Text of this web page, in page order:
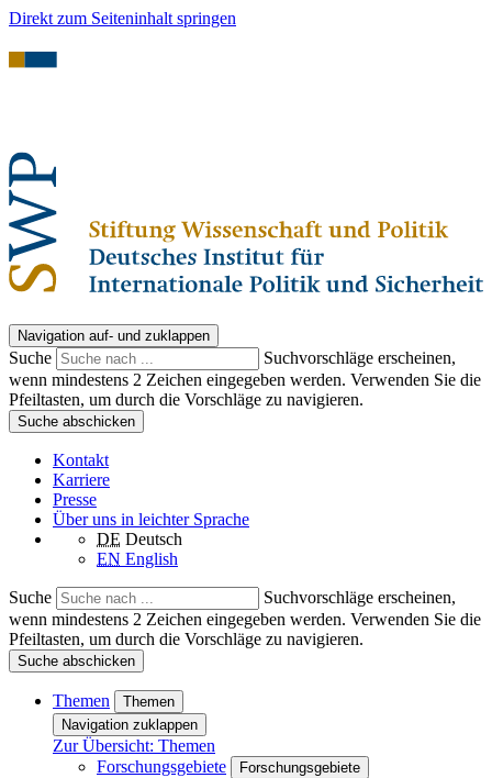
Direkt zum Seiteninhalt springen
Navigation auf- und zuklappen
Suche
Suchvorschläge erscheinen,
wenn mindestens 2 Zeichen eingegeben werden. Verwenden Sie die
Pfeiltasten, um durch die Vorschläge zu navigieren.
Suche abschicken
Kontakt
Karriere
Presse
Über uns in leichter Sprache
DE Deutsch
EN English
Suche
Suchvorschläge erscheinen,
wenn mindestens 2 Zeichen eingegeben werden. Verwenden Sie die
Pfeiltasten, um durch die Vorschläge zu navigieren.
Suche abschicken
Themen
Themen
Navigation zuklappen
Zur Übersicht: Themen
Forschungsgebiete
Forschungsgebiete